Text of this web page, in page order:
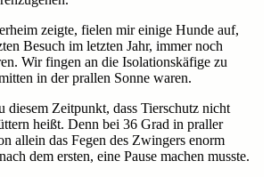
zeigte, fielen mir einige Hunde auf,
Besuch im letzten Jahr, immer noch
Wir fingen an die Isolationskäfige zu
in der prallen Sonne waren.
diesem Zeitpunkt, dass Tierschutz nicht
heißt. Denn bei 36 Grad in praller
allein das Fegen des Zwingers enorm
dem ersten, eine Pause machen musste.